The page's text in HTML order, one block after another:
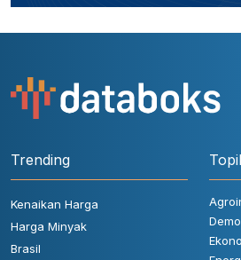
Trending
Kenaikan Harga
Harga Minyak
Brasil